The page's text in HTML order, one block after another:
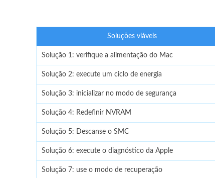
Soluções viáveis
Solução 1: verifique a alimentação do Mac
Solução 2: execute um ciclo de energia
Solução 3: inicializar no modo de segurança
Solução 4: Redefinir NVRAM
Solução 5: Descanse o SMC
Solução 6: execute o diagnóstico da Apple
Solução 7: use o modo de recuperação